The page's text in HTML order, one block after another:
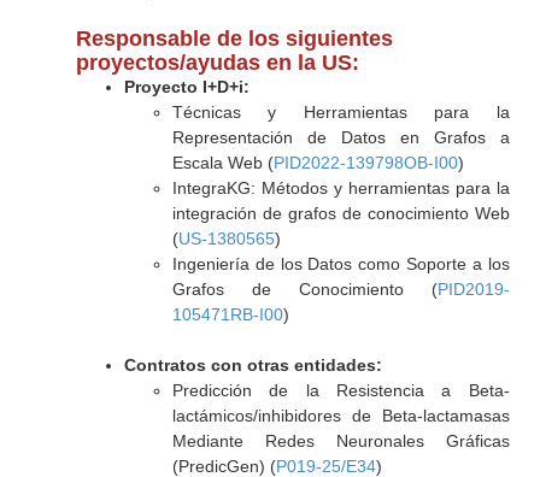
Responsable de los siguientes
proyectos/ayudas en la US:
Proyecto I+D+i:
Técnicas y Herramientas para la
Representación de Datos en Grafos a
Escala Web (PID2022-139798OB-I00)
IntegraKG: Métodos y herramientas para la
integración de grafos de conocimiento Web
(US-1380565)
Ingeniería de los Datos como Soporte a los
Grafos de Conocimiento (PID2019-
105471RB-I00)
Contratos con otras entidades:
Predicción de la Resistencia a Beta-
lactámicos/inhibidores de Beta-lactamasas
Mediante Redes Neuronales Gráficas
(PredicGen) (P019-25/E34)